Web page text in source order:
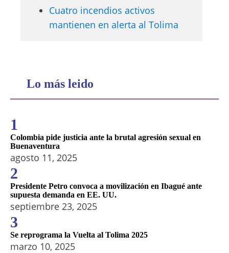
Cuatro incendios activos
mantienen en alerta al Tolima
Lo más leido
1
Colombia pide justicia ante la brutal agresión sexual en
Buenaventura
agosto 11, 2025
2
Presidente Petro convoca a movilización en Ibagué ante
supuesta demanda en EE. UU.
septiembre 23, 2025
3
Se reprograma la Vuelta al Tolima 2025
marzo 10, 2025